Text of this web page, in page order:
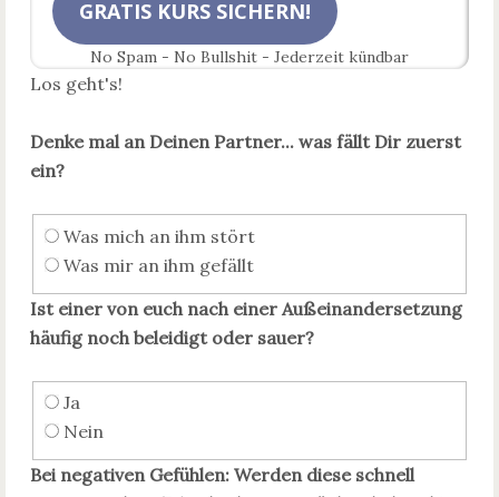
GRATIS KURS SICHERN!
​No Spam - No Bullshit - Jederzeit kündbar
Los geht's!
Denke mal an Deinen Partner... was fällt Dir zuerst
ein?
Was mich an ihm stört
Was mir an ihm gefällt
Ist einer von euch nach einer Außeinandersetzung
häufig noch beleidigt oder sauer?
Ja
Nein
Bei negativen Gefühlen: Werden diese schnell